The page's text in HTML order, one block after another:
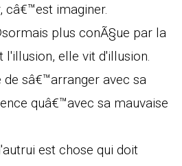
câ€™est imaginer.
plus conÃ§ue par la
l'illusion, elle vit d'illusion.
sâ€™arranger avec sa
quâ€™avec sa mauvaise
est chose qui doit